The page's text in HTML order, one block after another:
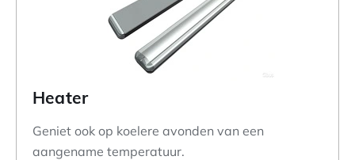
Heater
Geniet ook op koelere avonden van een
aangename temperatuur.